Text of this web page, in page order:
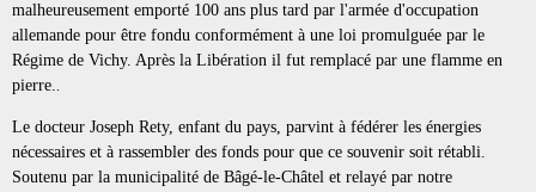
malheureusement emporté 100 ans plus tard par l'armée d'occupation
allemande pour être fondu conformément à une loi promulguée par le
Régime de Vichy. Après la Libération il fut remplacé par une flamme en
pierre..
Le docteur Joseph Rety, enfant du pays, parvint à fédérer les énergies
nécessaires et à rassembler des fonds pour que ce souvenir soit rétabli.
Soutenu par la municipalité de Bâgé-le-Châtel et relayé par notre